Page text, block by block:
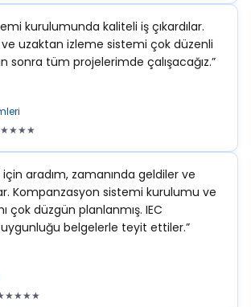
kurulumunda kaliteli iş çıkardılar.
ve uzaktan izleme sistemi çok düzenli
sonra tüm projelerimde çalışacağız.”
aradım, zamanında geldiler ve
Kompanzasyon sistemi kurulumu ve
çok düzgün planlanmış. IEC
belgelerle teyit ettiler.”
★★★★★